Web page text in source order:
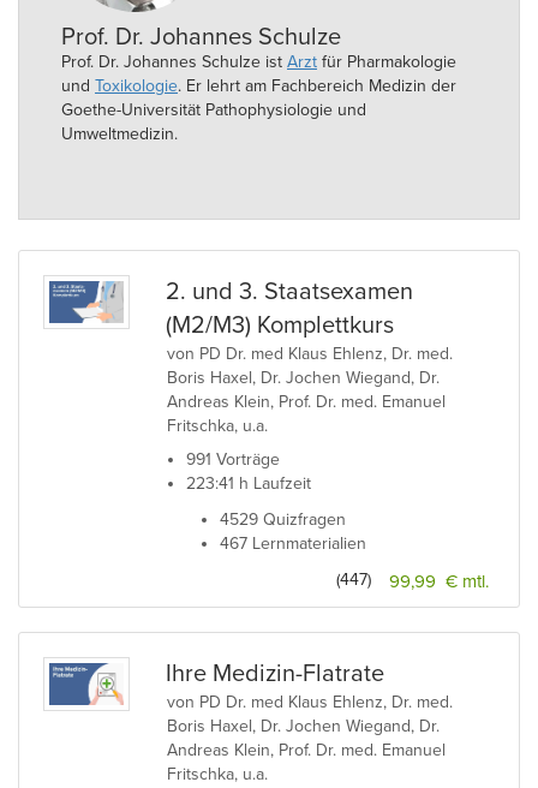
Prof. Dr. Johannes Schulze
Prof. Dr. Johannes Schulze ist Arzt für Pharmakologie
und Toxikologie. Er lehrt am Fachbereich Medizin der
Goethe-Universität Pathophysiologie und
Umweltmedizin.
2. und 3. Staatsexamen
(M2/M3) Komplettkurs
von PD Dr. med Klaus Ehlenz, Dr. med.
Boris Haxel, Dr. Jochen Wiegand, Dr.
Andreas Klein, Prof. Dr. med. Emanuel
Fritschka, u.a.
991 Vorträge
223:41 h Laufzeit
4529 Quizfragen
467 Lernmaterialien
99,99 € mtl.
(447)
Ihre Medizin-Flatrate
von PD Dr. med Klaus Ehlenz, Dr. med.
Boris Haxel, Dr. Jochen Wiegand, Dr.
Andreas Klein, Prof. Dr. med. Emanuel
Fritschka, u.a.